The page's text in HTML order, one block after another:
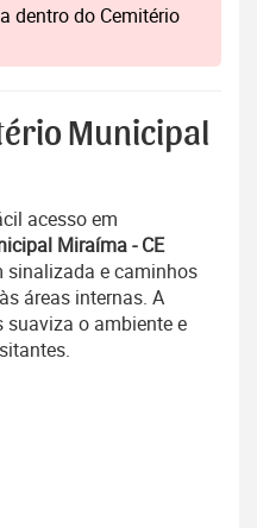
dentro do Cemitério
Municipal
acesso em
Miraíma - CE
sinalizada e caminhos
áreas internas. A
suaviza o ambiente e